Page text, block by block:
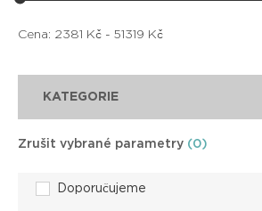
Cena: 2381 Kč - 51319 Kč
KATEGORIE
Zrušit vybrané parametry (0)
Doporučujeme